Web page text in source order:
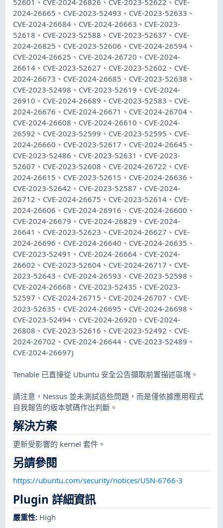
2024-26665、CVE-2023-52493、CVE-2023-52633、
CVE-2024-26684、CVE-2024-26663、CVE-2023-
52618、CVE-2023-52588、CVE-2023-52637、CVE-
2024-26825、CVE-2023-52606、CVE-2024-26594、
CVE-2024-26625、CVE-2024-26720、CVE-2024-
26614、CVE-2023-52627、CVE-2023-52602、CVE-
2024-26673、CVE-2024-26685、CVE-2023-52638、
CVE-2023-52498、CVE-2023-52619、CVE-2024-
26910、CVE-2024-26689、CVE-2023-52583、CVE-
2024-26676、CVE-2024-26671、CVE-2024-26704、
CVE-2024-26608、CVE-2024-26610、CVE-2024-
26592、CVE-2023-52599、CVE-2023-52595、CVE-
2024-26660、CVE-2023-52617、CVE-2024-26645、
CVE-2023-52486、CVE-2023-52631、CVE-2023-
52607、CVE-2023-52608、CVE-2024-26722、CVE-
2024-26615、CVE-2023-52615、CVE-2024-26636、
CVE-2023-52642、CVE-2023-52587、CVE-2024-
26712、CVE-2024-26675、CVE-2023-52614、CVE-
2024-26606、CVE-2024-26916、CVE-2024-26600、
CVE-2024-26679、CVE-2024-26829、CVE-2024-
26641、CVE-2023-52623、CVE-2024-26627、CVE-
2024-26696、CVE-2024-26640、CVE-2024-26635、
CVE-2023-52491、CVE-2024-26664、CVE-2024-
26602、CVE-2023-52604、CVE-2024-26717、CVE-
2023-52643、CVE-2024-26593、CVE-2023-52598、
CVE-2024-26668、CVE-2023-52435、CVE-2023-
52597、CVE-2024-26715、CVE-2024-26707、CVE-
2023-52635、CVE-2024-26695、CVE-2024-26698、
CVE-2023-52494、CVE-2024-26920、CVE-2024-
26808、CVE-2023-52616、CVE-2023-52492、CVE-
2024-26702、CVE-2024-26644、CVE-2023-52489、
CVE-2024-26697)
Tenable 已直接從 Ubuntu 安全公告擷取前置描述區塊。
請注意，Nessus 並未測試這些問題，而是僅依據應用程式
自我報告的版本號碼作出判斷。
解決方案
更新受影響的 kernel 套件。
另請參閱
https://ubuntu.com/security/notices/USN-6766-3
Plugin 詳細資訊
嚴重性: High